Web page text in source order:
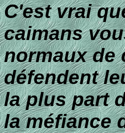
C'est vrai
caimans
normaux de
défendent
la plus part
la méfiance